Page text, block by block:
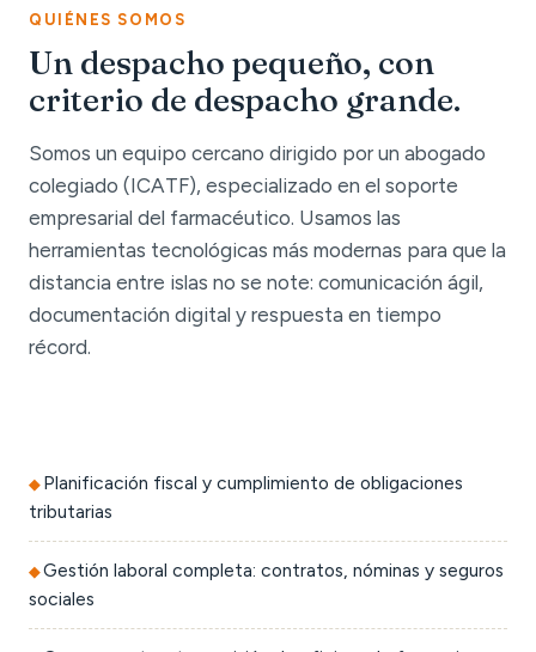
QUIÉNES SOMOS
Un despacho pequeño, con
criterio de despacho grande.
Somos un equipo cercano dirigido por un abogado
colegiado (ICATF), especializado en el soporte
empresarial del farmacéutico. Usamos las
herramientas tecnológicas más modernas para que la
distancia entre islas no se note: comunicación ágil,
documentación digital y respuesta en tiempo
récord.
Planificación fiscal y cumplimiento de obligaciones
tributarias
Gestión laboral completa: contratos, nóminas y seguros
sociales